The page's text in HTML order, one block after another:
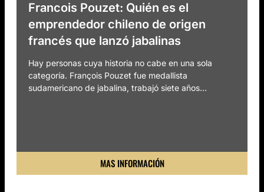
Francois Pouzet: Quién es el
emprendedor chileno de origen
francés que lanzó jabalinas
Hay personas cuya historia no cabe en una sola
categoría. François Pouzet fue medallista
sudamericano de jabalina, trabajó siete años...
MAS INFORMACIÓN